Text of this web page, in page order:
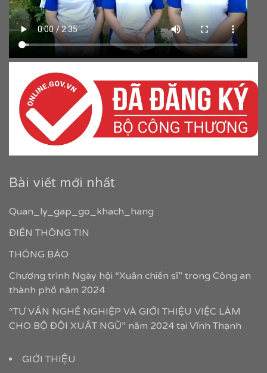
Bài viết mới nhất
Quan_ly_gap_go_khach_hang
ĐIỀN THÔNG TIN
THÔNG BÁO
Chương trình Ngày hội “Xuân chiến sĩ” trong Công an
thành phố năm 2024
“TƯ VẤN NGHỀ NGHIỆP VÀ GIỚI THIỆU VIỆC LÀM
CHO BỘ ĐỘI XUẤT NGŨ” năm 2024 tại Vĩnh Thạnh
GIỚI THIỆU